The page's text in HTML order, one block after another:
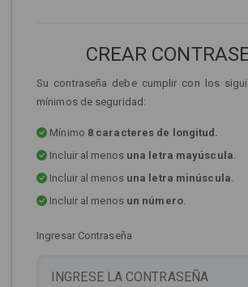
CREAR
Su contraseña debe cumplir con los
mínimos de seguridad:
Mínimo 8 caracteres de longitud.
Incluir al menos una letra mayúscula.
Incluir al menos una letra minúscula.
Incluir al menos un número.
Ingresar Contraseña